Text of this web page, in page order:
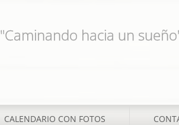
"Caminando hacia un
CALENDARIO CON FOTOS